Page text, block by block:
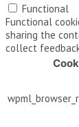
Functional
Functional
sharing the
collect